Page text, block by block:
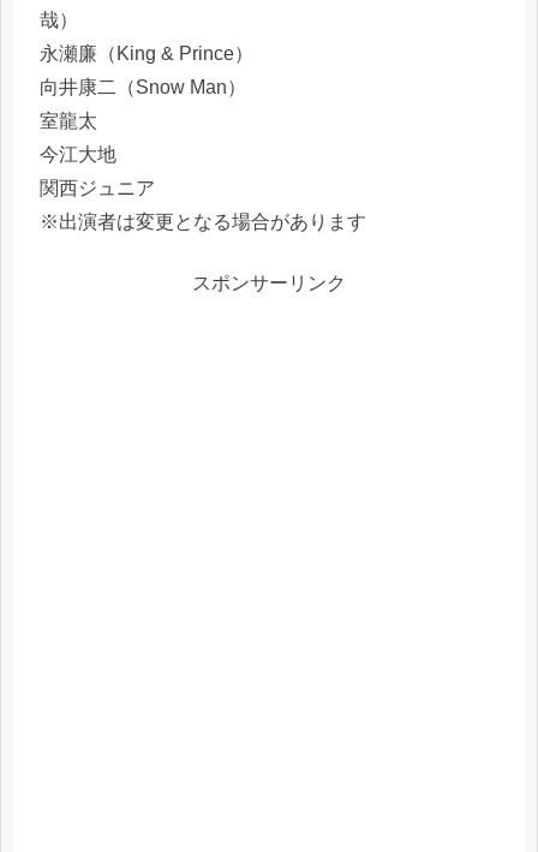
哉）
永瀬廉（King & Prince）
向井康二（Snow Man）
室龍太
今江大地
関西ジュニア
※出演者は変更となる場合があります
スポンサーリンク